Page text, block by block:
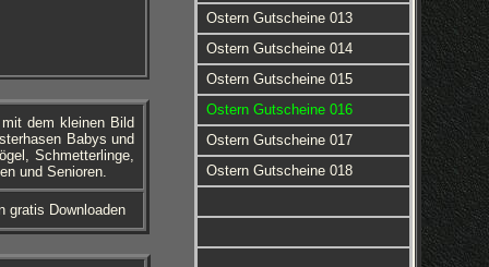
dem kleinen Bild
Babys und
Schmetterlinge,
und Senioren.
gratis Downloaden
Ostern Gutscheine 013
Ostern Gutscheine 014
Ostern Gutscheine 015
Ostern Gutscheine 016
Ostern Gutscheine 017
Ostern Gutscheine 018